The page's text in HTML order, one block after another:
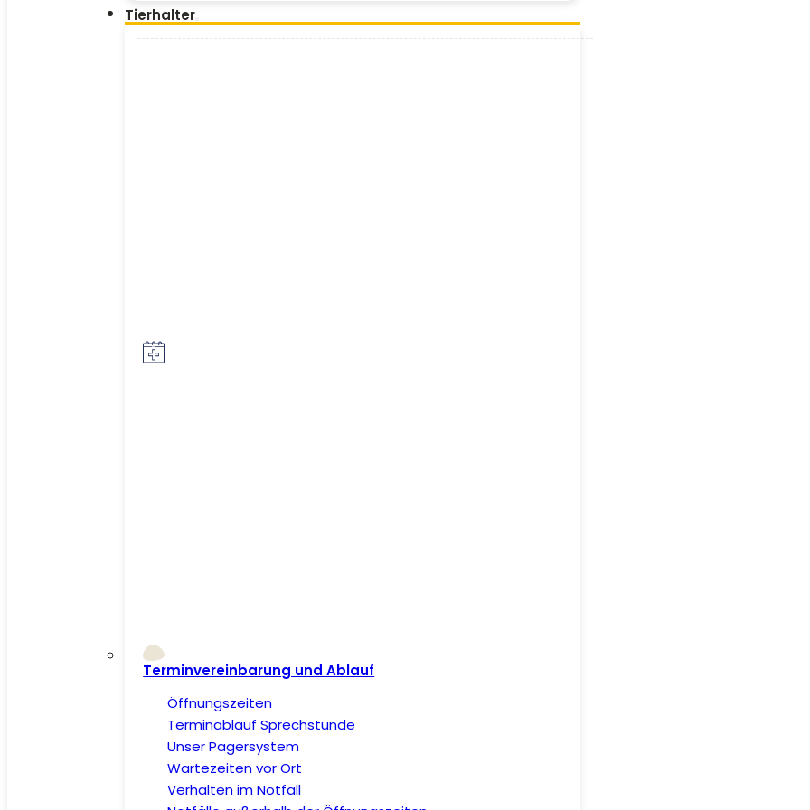
Tierhalter
Terminvereinbarung und Ablauf
Öffnungszeiten
Terminablauf Sprechstunde
Unser Pagersystem
Wartezeiten vor Ort
Verhalten im Notfall